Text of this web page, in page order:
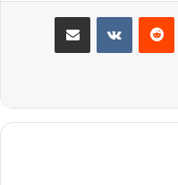
مشاركة عبر البريد